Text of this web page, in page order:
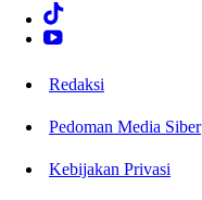
Redaksi
Pedoman Media Siber
Kebijakan Privasi